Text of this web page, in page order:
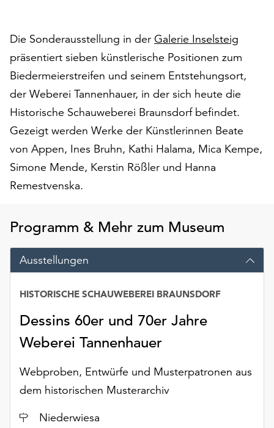
akzeptieren“,
um
alle
Cookies
zu
akzeptieren.
Sie
können
Ihr
Einverständnis
jederzeit
widerrufen.
Dafür
steht
Ihnen
Ende
Seite
die
Schaltfläche
„Cookie-
Einstellungen“
zur
Funktionale
Die Sonderausstellung in der Galerie Inselsteig
präsentiert sieben künstlerische Positionen zum
Biedermeierstreifen und seinem Entstehungsort,
der Weberei Tannenhauer, in der sich heute die
Historische Schauweberei Braunsdorf befindet.
Gezeigt werden Werke der Künstlerinnen Beate
von Appen, Ines Bruhn, Kathi Halama, Mica Kempe,
Simone Mende, Kerstin Rößler und Hanna
Remestvenska.
Programm & Mehr zum Museum
Ausstellungen
Dessins 60er und 70er Jahre
Weberei Tannenhauer
HISTORISCHE SCHAUWEBEREI BRAUNSDORF
Webproben, Entwürfe und Musterpatronen aus
dem historischen Musterarchiv
Ort
Niederwiesa